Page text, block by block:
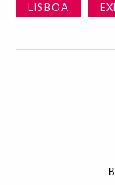
LISBOA